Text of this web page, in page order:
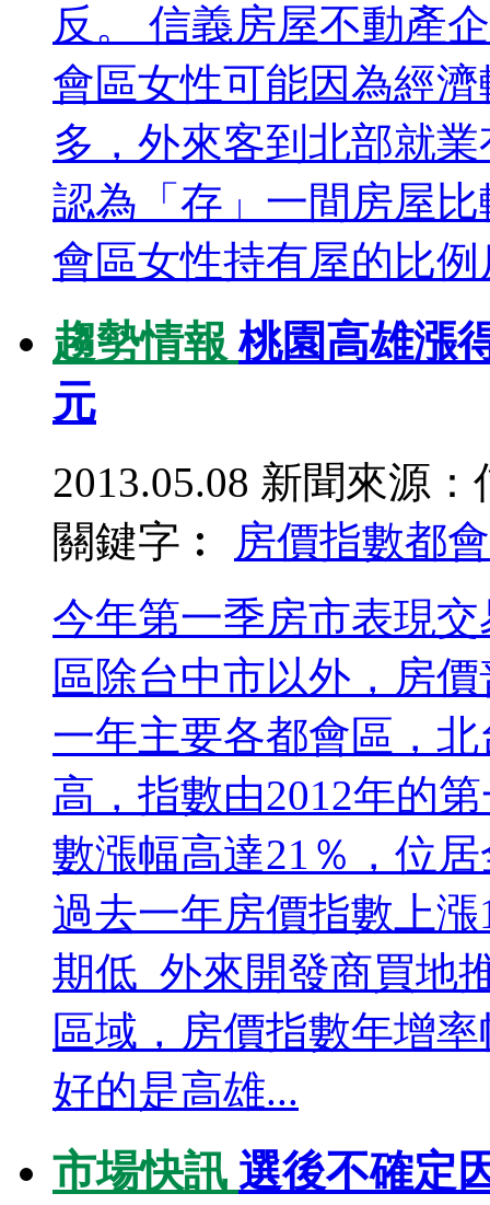
反。 信義房屋不動產
會區女性可能因為經
多，外來客到北部就
認為「存」一間房屋
會區女性持有屋的比
趨勢情報桃園高雄漲
元
2013.05.08 新聞來源：
關鍵字︰
房價指數都
今年第一季房市表現
區除台中市以外，房
一年主要各都會區，
高，指數由2012年的
數漲幅高達21％，位
過去一年房價指數上
期低 外來開發商買地
區域，房價指數年增
好的是高雄...
市場快訊 選後不確定